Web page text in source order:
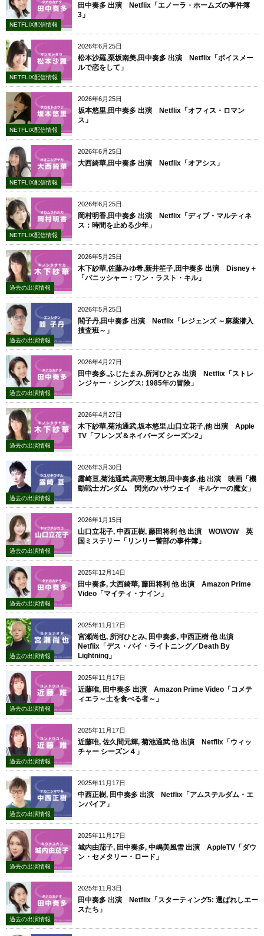
NETFLIX配信情報
田中奏多 出演 Netflix「エノーラ・ホームズの事件簿
3」
2026年6月25日
NETFLIX配信情報
松本沙羅,栗坂南美,田中奏多 出演 Netflix「ボイスメー
ルで恋をして」
2026年6月25日
NETFLIX配信情報
坂本悠里,田中奏多 出演 Netflix「オフィス・ロマン
ス」
2026年6月25日
NETFLIX配信情報
大西綺華,田中奏多 出演 Netflix「オアシス」
2026年6月25日
NETFLIX配信情報
岡村明香,田中奏多 出演 Netflix「ディブ・マルティネ
ス：時間を止める少年」
2026年5月25日
過去の出演情報
木下紗華,佐藤みゆ希,新井笙子,田中奏多 出演 Disney＋
「パニッシャー：ワン・ラスト・キル」
2026年5月25日
過去の出演情報
閻子丹,田中奏多 出演 Netflix「レジェンズ ～麻薬潜入
捜査班～」
2026年4月27日
過去の出演情報
田中奏多,ふじたまみ,所河ひとみ 出演 Netflix「ストレ
ンジャー・シングス: 1985年の冒険」
2026年4月27日
過去の出演情報
木下紗華,菊池通武,坂本悠里,山口立花子,他 出演 Apple
TV「フレンズ＆ネイバーズ シーズン2」
2026年3月30日
過去の出演情報
露崎亘,菊池通武,高野憲太朗,田中奏多,他 出演 映画「機
動戦士ガンダム 閃光のハサウェイ キルケーの魔女」
2026年1月15日
過去の出演情報
山口立花子, 中西正樹, 藤田将利 他 出演 WOWOW 英
国ミステリー「リンリー警部の事件簿」
2025年12月14日
過去の出演情報
田中奏多, 大西綺華, 藤田将利 他 出演 Amazon Prime
Video「マイティ・ナイン」
2025年11月17日
過去の出演情報
宮瀬尚也, 所河ひとみ, 田中奏多, 中西正樹 他 出演
Netflix「デス・バイ・ライトニング／Death By
Lightning」
2025年11月17日
過去の出演情報
近藤唯, 田中奏多 出演 Amazon Prime Video「コメテ
ィエラ～土を食べる者～」
2025年11月17日
過去の出演情報
近藤唯, 佐久間元輝, 菊池通武 他 出演 Netflix「ウィッ
チャー シーズン４」
2025年11月17日
過去の出演情報
中西正樹, 田中奏多 出演 Netflix「アムステルダム・エ
ンパイア」
2025年11月17日
過去の出演情報
城内由茄子, 田中奏多, 中嶋美風雪 出演 AppleTV「ダウ
ン・セメタリー・ロード」
2025年11月3日
過去の出演情報
田中奏多 出演 Netflix「スターティング5: 選ばれしエー
スたち」